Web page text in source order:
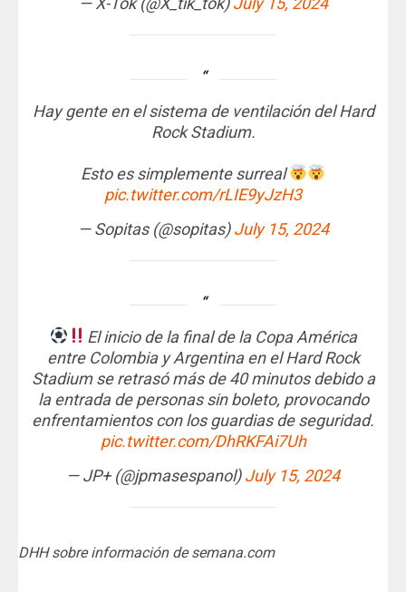
Hay gente en el sistema de ventilación del Hard
Rock Stadium.
Esto es simplemente surreal
pic.twitter.com/rLIE9yJzH3
— Sopitas (@sopitas)July 15, 2024
El inicio de la final de la Copa América
entre Colombia y Argentina en el Hard Rock
Stadium se retrasó más de 40 minutos debido a
la entrada de personas sin boleto, provocando
enfrentamientos con los guardias de seguridad.
pic.twitter.com/DhRKFAi7Uh
— JP+ (@jpmasespanol)July 15, 2024
DHH sobre información de semana.com